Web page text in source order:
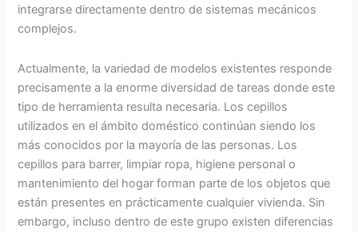
integrarse directamente dentro de sistemas mecánicos
complejos.
Actualmente, la variedad de modelos existentes responde
precisamente a la enorme diversidad de tareas donde este
tipo de herramienta resulta necesaria. Los cepillos
utilizados en el ámbito doméstico continúan siendo los
más conocidos por la mayoría de las personas. Los
cepillos para barrer, limpiar ropa, higiene personal o
mantenimiento del hogar forman parte de los objetos que
están presentes en prácticamente cualquier vivienda. Sin
embargo, incluso dentro de este grupo existen diferencias